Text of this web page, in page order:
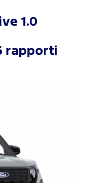
1.0
rapporti